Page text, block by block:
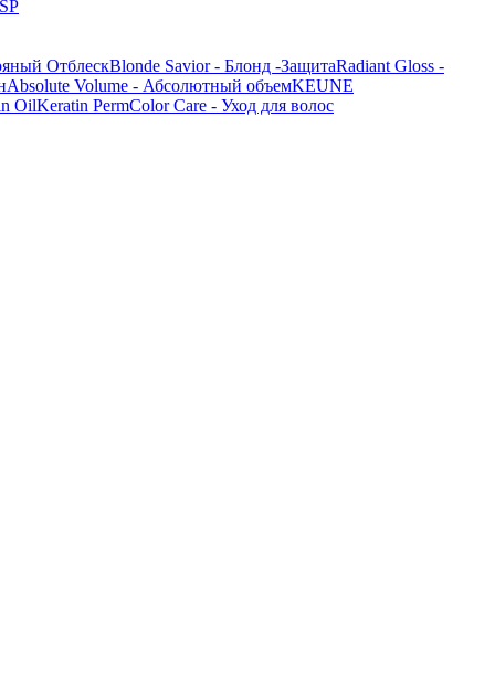
ОтблескBlonde Savior - Блонд -ЗащитаRadiant Gloss -
Absolute Volume - Абсолютный объемKEUNE
OilKeratin PermColor Care - Уход для волос